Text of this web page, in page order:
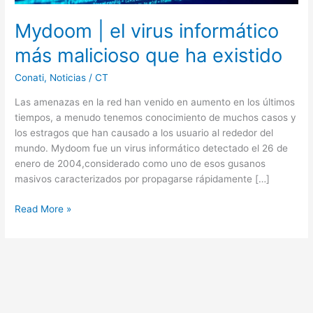
Mydoom | el virus informático
más malicioso que ha existido
Conati, Noticias /CT
Las amenazas en la red han venido en aumento en los últimos
tiempos, a menudo tenemos conocimiento de muchos casos y
los estragos que han causado a los usuario al rededor del
mundo. Mydoom fue un virus informático detectado el 26 de
enero de 2004,considerado como uno de esos gusanos
masivos caracterizados por propagarse rápidamente […]
Read More »